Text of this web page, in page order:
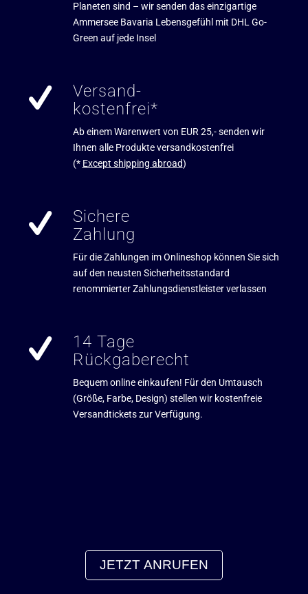
Planeten sind – wir senden das einzigartige
Ammersee Bavaria Lebensgefühl mit DHL Go-
Green auf jede Insel
Versand-
kostenfrei*
Ab einem Warenwert von EUR 25,- senden wir
Ihnen alle Produkte versandkostenfrei
(* Except shipping abroad)
Sichere
Zahlung
Für die Zahlungen im Onlineshop können Sie sich
auf den neusten Sicherheitsstandard
renommierter Zahlungsdienstleister verlassen
14 Tage
Rückgaberecht
Bequem online einkaufen! Für den Umtausch
(Größe, Farbe, Design) stellen wir kostenfreie
Versandtickets zur Verfügung.
JETZT ANRUFEN